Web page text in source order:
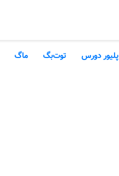
پلیور دورس توت‌بگ ماگ